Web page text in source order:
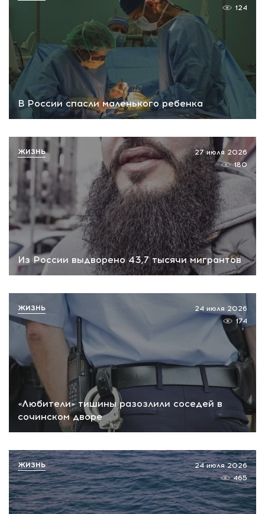
В России спасли маленького ребенка
124
Из России выдворено 43,7 тысячи мигрантов
27 июля 2026
180
ЖИЗНЬ
«Любители» тишины разозлили соседей в
сочинском дворе
24 июля 2026
174
ЖИЗНЬ
24 июля 2026
465
ЖИЗНЬ